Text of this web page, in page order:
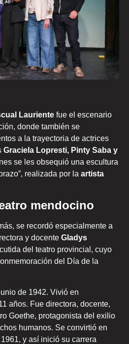
Lauriente fue el escenario
donde también se
a la trayectoria de actrices
Graciela Lopresti, Pinty Saba y
se les obsequió una escultura
realizada por la artista
mendocino
se recordó especialmente a
y docente Gladys
del teatro provincial, cuyo
del Día de la
de 1942. Vivió en
años. Fue directora, docente,
Goethe, protagonista del exilio
humanos. Se convirtió en
y así inició su carrera